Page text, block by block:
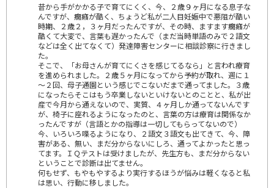
昔から手がかかる子で育てにくく、今、２歳９ヶ月になる息子な
んですが、癇癪が酷く、ちょうど私が二人目妊娠中で悪阻が酷い
時期、２歳２，３ヶ月だったんですが、その時、ますます癇癪が
酷くて大変で、言葉も遅かったんで（まだ当時単語のみで２語文
などは全く出てなくて）発達障害センターに相談診察に行きまし
た。
そこで、「お母さんが育てにくさを感じてるなら」と言われ療育
を進められました。２歳５ヶ月になってから予約が取れ、週に１
～２回、母子通園という感じでこないだまで通ってました。３歳
になったらそこはもう卒業しないといけないとのことと、私が出
産で今月から通えないので、実質、４ヶ月しか通ってないんです
が、椅子に座れるようになったのと、言葉の方は療育は関係なか
ったんですが（言語とかの指導は一切してもらってないので）
今、いろいろ喋るようになり、２語文３語文も出てきて、今、障
害がある、無い、まだ分からないにしろ、通ってよかったと思っ
てます。ＩＱテストは受けましたが、先生方も、まだ分からない
ということで診断は出てません。
何もせず、もやもやするより実行するほうが悩みは軽くなると私
は思い、行動に移しました。